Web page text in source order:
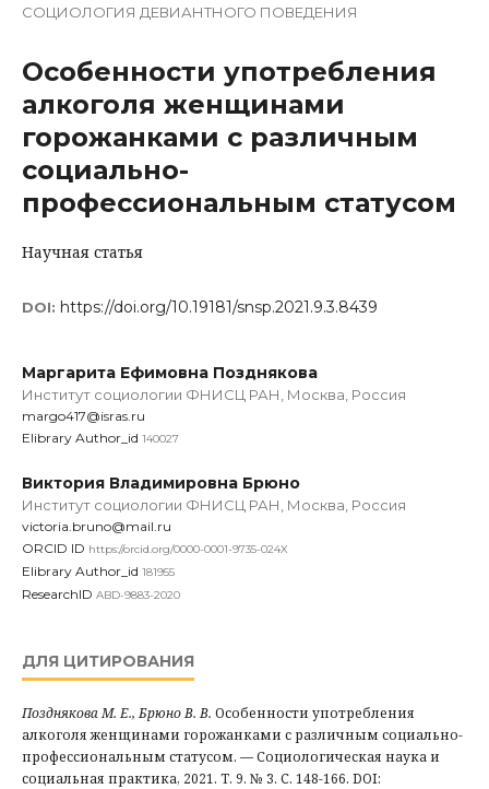
СОЦИОЛОГИЯ ДЕВИАНТНОГО ПОВЕДЕНИЯ
Особенности употребления
алкоголя женщинами
горожанками с различным
социально-
профессиональным статусом
Научная статья
DOI: https://doi.org/10.19181/snsp.2021.9.3.8439
Маргарита Ефимовна Позднякова
Институт социологии ФНИСЦ РАН, Москва, Россия
margo417@isras.ru
Elibrary Author_id 140027
Виктория Владимировна Брюно
Институт социологии ФНИСЦ РАН, Москва, Россия
victoria.bruno@mail.ru
ORCID ID https://orcid.org/0000-0001-9735-024X
Elibrary Author_id 181955
ResearchID ABD-9883-2020
ДЛЯ ЦИТИРОВАНИЯ
Позднякова М. Е., Брюно В. В. Особенности употребления
алкоголя женщинами горожанками с различным социально-
профессиональным статусом. — Социологическая наука и
социальная практика, 2021. Т. 9. № 3. С. 148-166. DOI: